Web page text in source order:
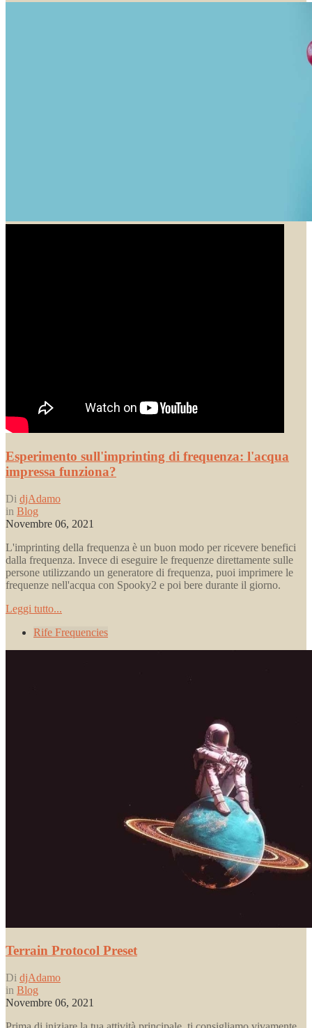
Esperimento sull'imprinting di frequenza: l'acqua
impressa funziona?
Di djAdamo
in Blog
Novembre 06, 2021
L'imprinting della frequenza è un buon modo per ricevere benefici
dalla frequenza. Invece di eseguire le frequenze direttamente sulle
persone utilizzando un generatore di frequenza, puoi imprimere le
frequenze nell'acqua con Spooky2 e poi bere durante il giorno.
Leggi tutto...
Rife Frequencies
Terrain Protocol Preset
Di djAdamo
in Blog
Novembre 06, 2021